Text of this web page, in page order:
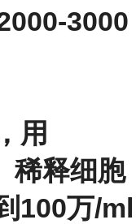
3000
用
稀释细胞
100万/ml